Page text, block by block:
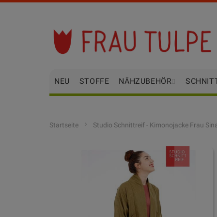
Inhalt
springen
NEU STOFFE NÄHZUBEHÖR
Startseite Studio Schnittreif - Kimonojacke Frau